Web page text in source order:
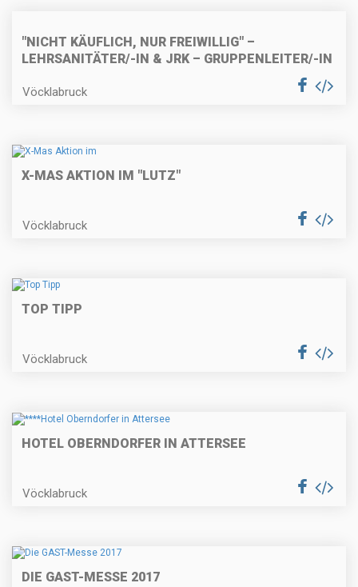
"NICHT KÄUFLICH, NUR FREIWILLIG" –
LEHRSANITÄTER/-IN & JRK – GRUPPENLEITER/-IN
Vöcklabruck
X-MAS AKTION IM "LUTZ"
Vöcklabruck
TOP TIPP
Vöcklabruck
HOTEL OBERNDORFER IN ATTERSEE
Vöcklabruck
DIE GAST-MESSE 2017